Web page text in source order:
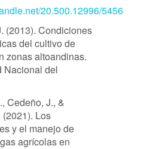
20.500.12996/5456
(2013). Condiciones
del cultivo de
zonas altoandinas.
Nacional del
Cedeño, J., &
Los
y el manejo de
agrícolas en